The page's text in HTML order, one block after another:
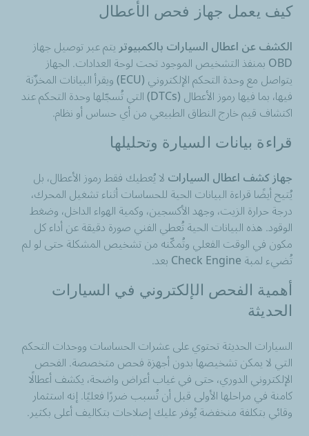
كيف يعمل جهاز فحص الأعطال
الكشف عن اعطال السيارات بالكمبيوتريتم عبر توصيل جهاز
OBD بمنفذ التشخيص الموجود تحت لوحة العدادات. الجهاز
يتواصل مع وحدة التحكم الإلكتروني (ECU) ويقرأ البيانات المخزّنة
فيها، بما فيها رموز الأعطال (DTCs) التي تُسجّلها وحدة التحكم عند
اكتشاف قيم خارج النطاق الطبيعي من أي حساس أو نظام.
قراءة بيانات السيارة وتحليلها
جهاز كشف اعطال السياراتلا يُعطيك فقط رموز الأعطال، بل
يُتيح أيضًا قراءة البيانات الحية للحساسات أثناء تشغيل المحرك،
درجة حرارة الزيت، وجهد الأكسجين، وكمية الهواء الداخل، وضغط
الوقود. هذه البيانات الحية تُعطي الفني صورة دقيقة عن أداء كل
مكون في الوقت الفعلي وتُمكّنه من تشخيص المشكلة حتى لو لم
تُضيء لمبة Check Engine بعد.
أهمية الفحص الإلكتروني في السيارات
الحديثة
السيارات الحديثة تحتوي على عشرات الحساسات ووحدات التحكم
التي لا يمكن تشخيصها بدون أجهزة فحص متخصصة. الفحص
الإلكتروني الدوري، حتى في غياب أعراض واضحة، يكشف أعطالًا
كامنة في مراحلها الأولى قبل أن تُسبب ضررًا فعليًا. إنه استثمار
وقائي بتكلفة منخفضة يُوفر عليك إصلاحات بتكاليف أعلى بكثير.